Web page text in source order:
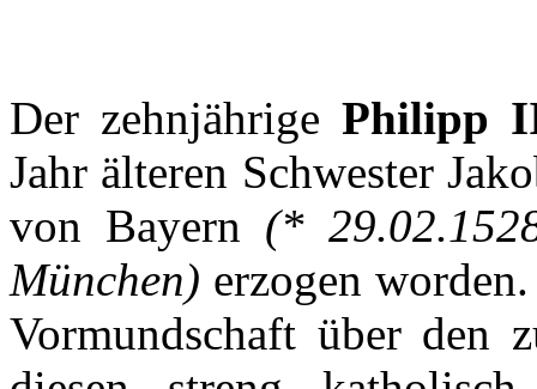
Der zehnjährige Philipp
Jahr älteren Schwester
von Bayern (*
München) erzogen worden
Vormundschaft überden